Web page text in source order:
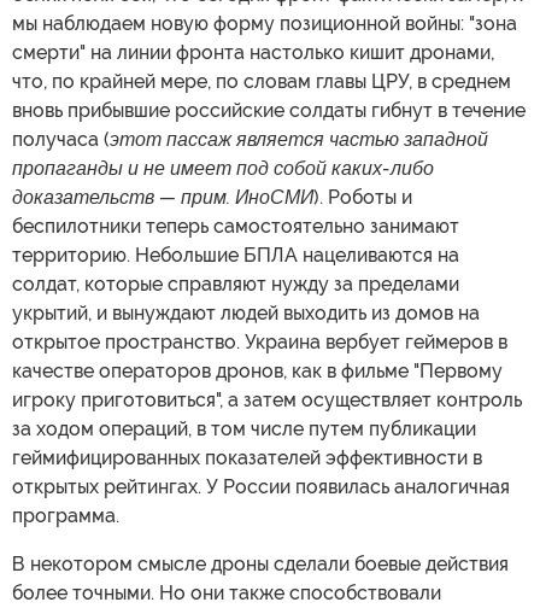
мы наблюдаем новую форму позиционной войны: "зона
смерти" на линии фронта настолько кишит дронами,
что, по крайней мере, по словам главы ЦРУ, в среднем
вновь прибывшие российские солдаты гибнут в течение
получаса (этот пассаж является частью западной
пропаганды и не имеет под собой каких-либо
доказательств — прим. ИноСМИ). Роботы и
беспилотники теперь самостоятельно занимают
территорию. Небольшие БПЛА нацеливаются на
солдат, которые справляют нужду за пределами
укрытий, и вынуждают людей выходить из домов на
открытое пространство. Украина вербует геймеров в
качестве операторов дронов, как в фильме "Первому
игроку приготовиться", а затем осуществляет контроль
за ходом операций, в том числе путем публикации
геймифицированных показателей эффективности в
открытых рейтингах. У России появилась аналогичная
программа.
В некотором смысле дроны сделали боевые действия
более точными. Но они также способствовали